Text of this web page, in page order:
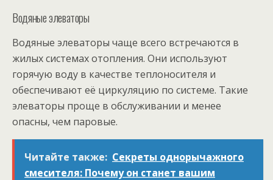
Водяные элеваторы
Водяные элеваторы чаще всего встречаются в
жилых системах отопления. Они используют
горячую воду в качестве теплоносителя и
обеспечивают её циркуляцию по системе. Такие
элеваторы проще в обслуживании и менее
опасны, чем паровые.
Читайте также: Секреты однорычажного
смесителя: Почему он станет вашим